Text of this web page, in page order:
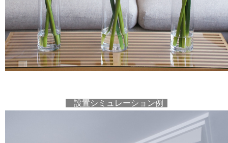
設置シミュレーション例